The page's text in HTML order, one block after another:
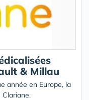
& Millau
année en Europe, la